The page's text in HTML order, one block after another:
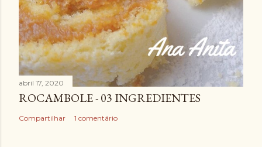
abril 17, 2020
ROCAMBOLE - 03 INGREDIENTES
Compartilhar 1 comentário